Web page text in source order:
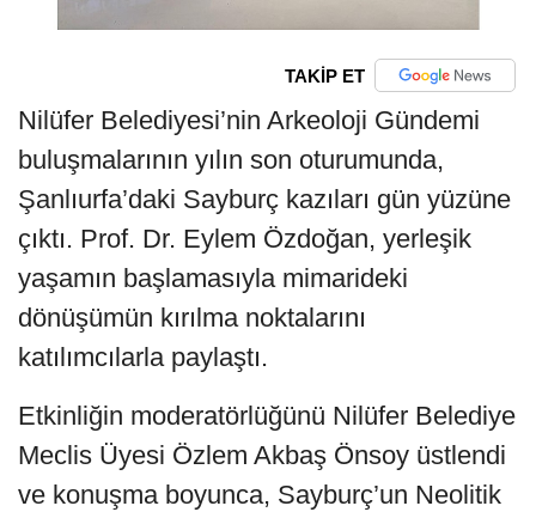
TAKİP ET
Nilüfer Belediyesi’nin Arkeoloji Gündemi
buluşmalarının yılın son oturumunda,
Şanlıurfa’daki Sayburç kazıları gün yüzüne
çıktı. Prof. Dr. Eylem Özdoğan, yerleşik
yaşamın başlamasıyla mimarideki
dönüşümün kırılma noktalarını
katılımcılarla paylaştı.
Etkinliğin moderatörlüğünü Nilüfer Belediye
Meclis Üyesi Özlem Akbaş Önsoy üstlendi
ve konuşma boyunca, Sayburç’un Neolitik